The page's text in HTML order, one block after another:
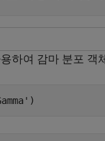
하여 감마 분포 객
)